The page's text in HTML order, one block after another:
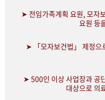
➤ 전임가족계획 요원, 모자
요원 등
➤ 「모자보건법」 제정으
➤ 500인 이상 사업장과 공
대상으로 의